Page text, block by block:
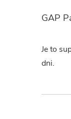
Je to
dni.